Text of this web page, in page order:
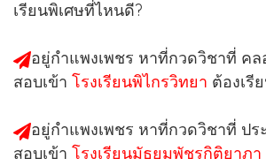
เรียนพิเศษที่ไหนดี?
อยู่กำแพงเพชร หาที่กวดวิชาที่ คล
สอบเข้า โรงเรียนพิไกรวิทยา ต้องเรี
อยู่กำแพงเพชร หาที่กวดวิชาที่ ปร
สอบเข้า โรงเรียนมัธยมพัชรกิติยาภา